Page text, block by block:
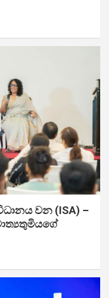
වන (ISA) –